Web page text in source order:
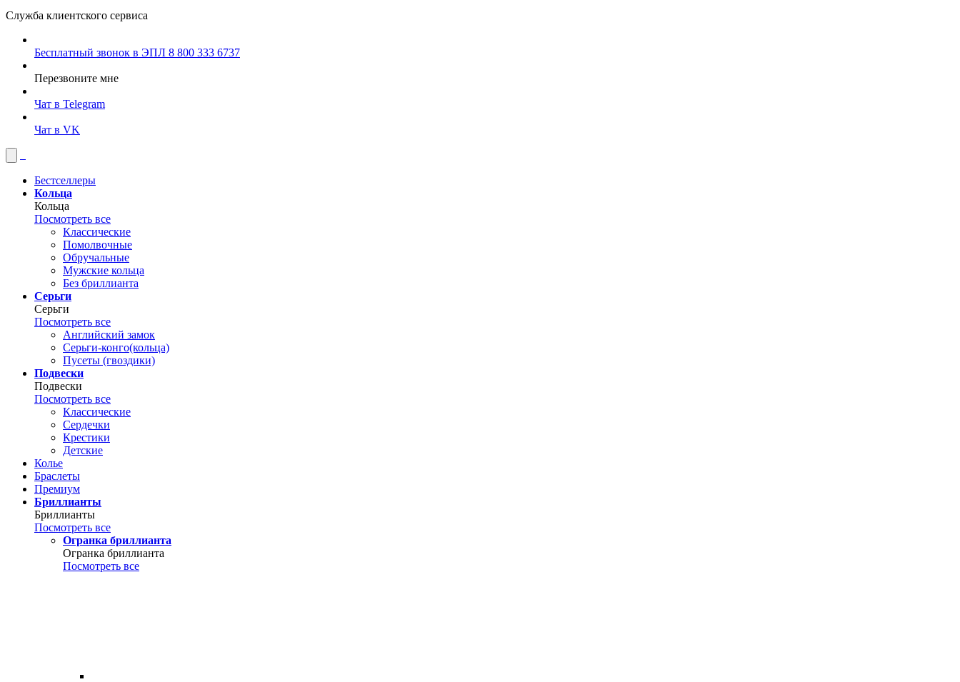
Служба клиентского сервиса
Бесплатный звонок в ЭПЛ 8 800 333 6737
Перезвоните мне
Чат в Telegram
Чат в VK
Бестселлеры
Кольца
Кольца
Посмотреть все
Классические
Помолвочные
Обручальные
Мужские кольца
Без бриллианта
Серьги
Серьги
Посмотреть все
Английский замок
Серьги-конго(кольца)
Пусеты (гвоздики)
Подвески
Подвески
Посмотреть все
Классические
Сердечки
Крестики
Детские
Колье
Браслеты
Премиум
Бриллианты
Бриллианты
Посмотреть все
Огранка бриллианта
Огранка бриллианта
Посмотреть все